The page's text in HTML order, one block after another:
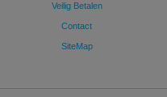
Veilig Betalen
Contact
SiteMap